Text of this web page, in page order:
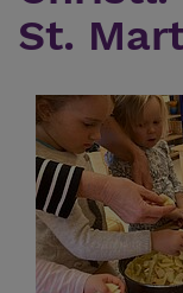
St.